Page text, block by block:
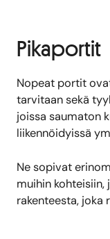
Pikaportit
Nopeat portit
tarvitaan sekä
joissa saumaton
liikennöidyissä
Ne sopivat
muihin
rakenteesta, joka